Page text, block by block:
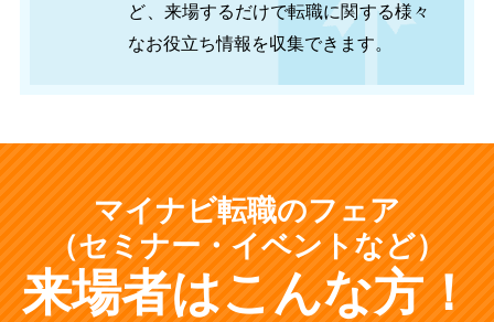
ど、来場するだけで転職に関する様々
なお役立ち情報を収集できます。
マイナビ転職のフェア
（セミナー・イベントなど）
来場者はこんな方！